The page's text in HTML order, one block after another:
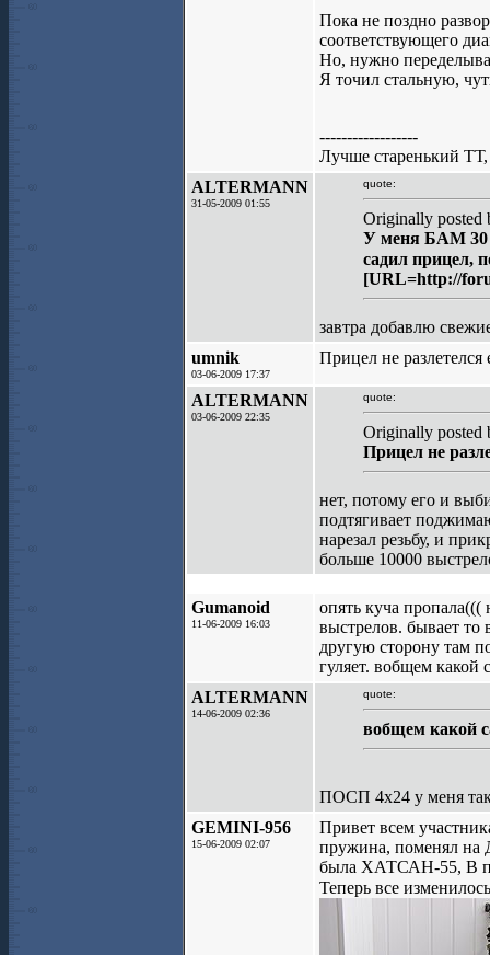
Пока не поздно
соответствующего
Но, нужно
Я точил стальную,
------------------
Лучше старенький
ALTERMANN
31-05-2009 01:55
quote:
Originally
У меня БАМ 30
садил прицел,
[URL=http://
завтра добавлю
umnik
03-06-2009 17:37
Прицел не
ALTERMANN
03-06-2009 22:35
quote:
Originally posted
Прицел не
нет, потому его и
подтягивает
нарезал резьбу, и
больше 10000
Gumanoid
11-06-2009 16:03
опять куча
выстрелов. бывает то
другую сторону там
гуляет. вобщем
ALTERMANN
14-06-2009 02:36
quote:
вобщем какой
ПОСП 4x24 у меня
GEMINI-956
15-06-2009 02:07
Привет всем
пружина, поменял на
была ХАТСАН-55, В
Теперь все